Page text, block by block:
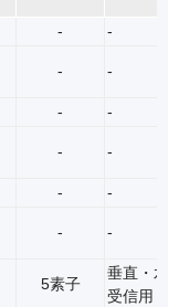
- -
- -
- -
- -
- -
- -
5素子
垂直・水
受信用